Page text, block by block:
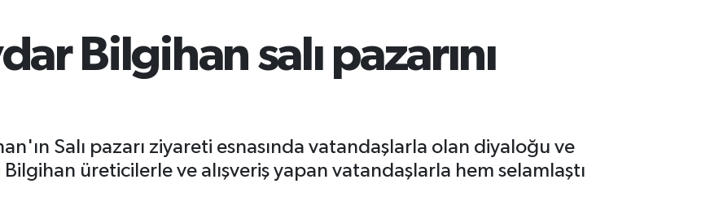
Bilgihan salı pazarını
Salı pazarı ziyareti esnasında vatandaşlarla olan diyaloğu ve
üreticilerle ve alışveriş yapan vatandaşlarla hem selamlaştı